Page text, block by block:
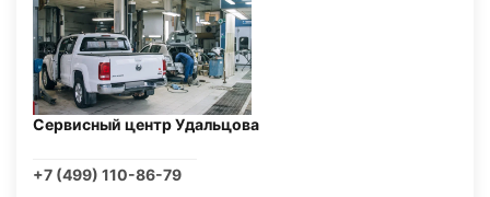
Сервисный центр Удальцова
+7 (499) 110-86-79